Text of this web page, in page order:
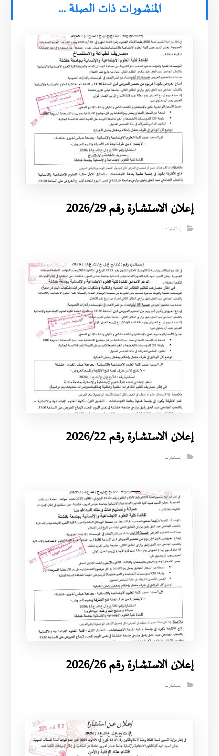
المنشورات ذات الصلة ...
إعلان الاستشارة رقم 2026/29
إستشارات
إعلان الاستشارة رقم 2026/22
إستشارات
إعلان الاستشارة رقم 2026/26
إستشارات